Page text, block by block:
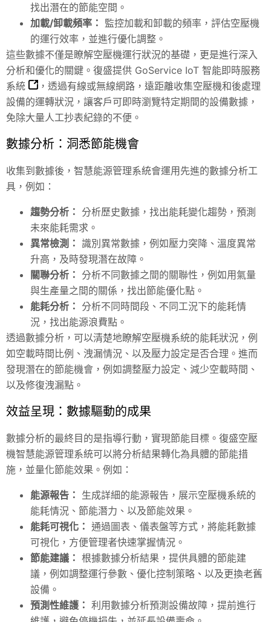
找出潛在的節能空間。
加載/卸載頻率： 監控加載和卸載的頻率，評估空壓機
的運行效率，並進行優化調整。
這些數據不僅是瞭解空壓機運行狀況的基礎，更是進行深入
分析和優化的關鍵。復盛提供 GoService IoT 智能即時服務
系統
，透過有線或無線網路，遠距離收集空壓機和後處理
設備的運轉狀況，讓客戶可即時瀏覽特定期間的設備數據，
免除大量人工抄表紀錄的不便。
數據分析：洞悉節能機會
收集到數據後，智慧能源管理系統會運用先進的數據分析工
具，例如：
趨勢分析： 分析歷史數據，找出能耗變化趨勢，預測
未來能耗需求。
異常檢測： 識別異常數據，例如壓力突降、溫度異常
升高，及時發現潛在故障。
關聯分析： 分析不同數據之間的關聯性，例如用氣量
與生產量之間的關係，找出節能優化點。
能耗分析： 分析不同時間段、不同工況下的能耗情
況，找出能源浪費點。
透過數據分析，可以清楚地瞭解空壓機系統的能耗狀況，例
如空載時間比例、洩漏情況、以及壓力設定是否合理。進而
發現潛在的節能機會，例如調整壓力設定、減少空載時間、
以及修復洩漏點。
效益呈現：數據驅動的成果
數據分析的最終目的是指導行動，實現節能目標。復盛空壓
機智慧能源管理系統可以將分析結果轉化為具體的節能措
施，並量化節能效果。例如：
能源報告： 生成詳細的能源報告，展示空壓機系統的
能耗情況、節能潛力、以及節能效果。
能耗可視化： 通過圖表、儀表盤等方式，將能耗數據
可視化，方便管理者快速掌握情況。
節能建議： 根據數據分析結果，提供具體的節能建
議，例如調整運行參數、優化控制策略、以及更換老舊
設備。
預測性維護： 利用數據分析預測設備故障，提前進行